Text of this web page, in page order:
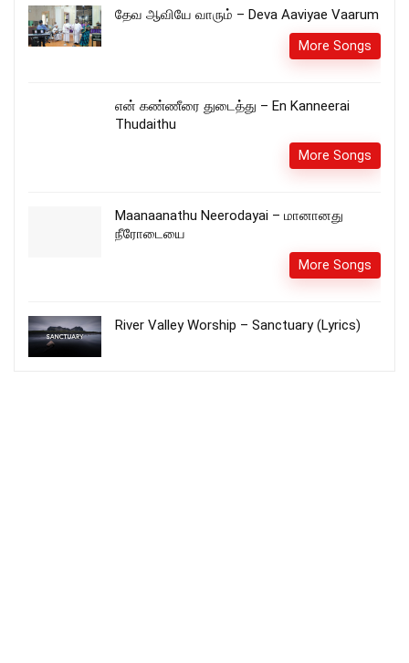
தேவ ஆவியே வாரும் – Deva Aaviyae Vaarum
More Songs
என் கண்ணீரை துடைத்து – En Kanneerai
Thudaithu
More Songs
Maanaanathu Neerodayai – மானானது
நீரோடையை
More Songs
River Valley Worship – Sanctuary (Lyrics)